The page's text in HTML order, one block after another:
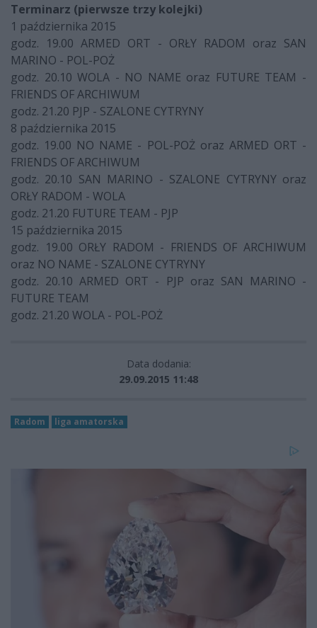
Terminarz (pierwsze trzy kolejki)
1 października 2015
godz. 19.00 ARMED ORT - ORŁY RADOM oraz SAN
MARINO - POL-POŻ
godz. 20.10 WOLA - NO NAME oraz FUTURE TEAM -
FRIENDS OF ARCHIWUM
godz. 21.20 PJP - SZALONE CYTRYNY
8 października 2015
godz. 19.00 NO NAME - POL-POŻ oraz ARMED ORT -
FRIENDS OF ARCHIWUM
godz. 20.10 SAN MARINO - SZALONE CYTRYNY oraz
ORŁY RADOM - WOLA
godz. 21.20 FUTURE TEAM - PJP
15 października 2015
godz. 19.00 ORŁY RADOM - FRIENDS OF ARCHIWUM
oraz NO NAME - SZALONE CYTRYNY
godz. 20.10 ARMED ORT - PJP oraz SAN MARINO -
FUTURE TEAM
godz. 21.20 WOLA - POL-POŻ
Data dodania:
29.09.2015 11:48
Radom liga amatorska